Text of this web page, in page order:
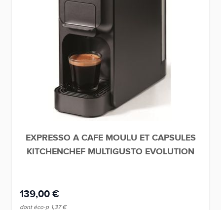
EXPRESSO A CAFE MOULU ET CAPSULES
KITCHENCHEF MULTIGUSTO EVOLUTION
139,00 €
dont éco-p 1,37 €